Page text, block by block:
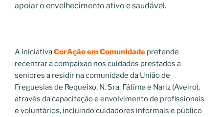
apoiar o envelhecimento ativo e saudável.
A iniciativaCorAção em ComunIdade pretende
recentrar a compaixão nos cuidados prestados a
seniores a residir na comunidade da União de
Freguesias de Requeixo, N. Sra. Fátima e Nariz (Aveiro),
através da capacitação e envolvimento de profissionais
e voluntários, incluindo cuidadores informais e público